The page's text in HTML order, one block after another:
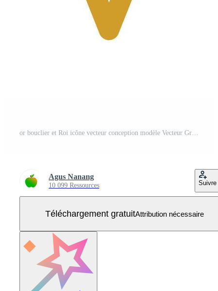
or bouclier et Roi icône vecteur conception modèle Vecteur Gratuit
Agus Nanang
10 099 Ressources Suivre
Téléchargement gratuitAttribution nécessaire